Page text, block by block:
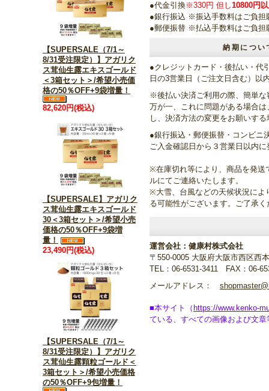
【SUPERSALE（7/1～
8/31受注限定）】アガリク
ス茸仙生露エキスゴールド
＜3箱セット＞/希望小売価
格の50％OFF+9袋増量！
82,620円(税込)
【SUPERSALE】アガリク
ス茸仙生露エキスゴールド
30＜3箱セット＞/希望小売
価格の50％OFF+9袋増
量！
23,490円(税込)
【SUPERSALE（7/1～
8/31受注限定）】アガリク
ス茸仙生露顆粒ゴールド＜
3箱セット＞/希望小売価格
の50％OFF+9包増量！
●代金引換※330円 但し10800円
●銀行振込 ※振込手数料はご負担
●郵便振替 ※払込手数料はご負担
納期につい
●クレジットカード・後払い・代
日の3営業日（ご注文日含む）以
※後払い決済ご利用の際、簡単な
万が一、これに問題がある場合
し、決済方法の変更をお願いす
●銀行振込・郵便振替・コンビニ
ご入金確認日から３営業日以内
※在庫切れ等により、商品を発送
ルにてご連絡いたします。
※大雪、台風などの天候状況によ
る可能性がございます。ご了
運営会社：健康村株式会社
〒550-0005 大阪府大阪市西区西
TEL：06-6531-3411 FAX：06-
メールアドレス：
■本サイト（ https://www.kenko-
ている、すべての画像および文